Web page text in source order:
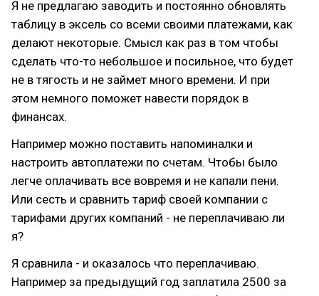
Я не предлагаю заводить и постоянно обновлять
таблицу в эксель со всеми своими платежами, как
делают некоторые. Смысл как раз в том чтобы
сделать что-то небольшое и посильное, что будет
не в тягость и не займет много времени. И при
этом немного поможет навести порядок в
финансах.
Например можно поставить напоминалки и
настроить автоплатежи по счетам. Чтобы было
легче оплачивать все вовремя и не капали пени.
Или сесть и сравнить тариф своей компании с
тарифами других компаний - не переплачиваю ли
я?
Я сравнила - и оказалось что переплачиваю.
Например за предыдущий год заплатила 2500 за